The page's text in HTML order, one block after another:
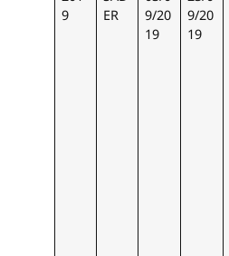
9
ER
9/20
19
9/20
19